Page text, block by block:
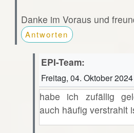
Danke im Voraus und
Antworten
EPI-Team:
Freitag, 04. Oktober
habe ich zufällig
auch häufig verstrahlt